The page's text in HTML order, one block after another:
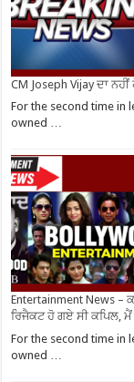
CM Joseph Vijay ਦਾ
For the second time in
owned …
Entertainment News –
ਰਿਜੈਕਟ ਹੋ ਗਏ ਸੀ ਕਪਿਲ,
For the second time in
owned …